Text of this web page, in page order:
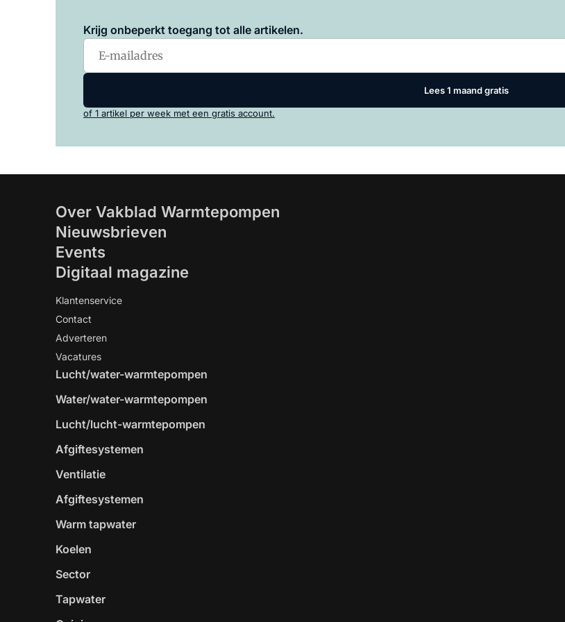
Krijg onbeperkt toegang tot alle artikelen.
Lees 1 maand gratis
of 1 artikel per week met een gratis account.
Over Vakblad Warmtepompen
Nieuwsbrieven
Events
Digitaal magazine
Klantenservice
Contact
Adverteren
Vacatures
Lucht/water-warmtepompen
Water/water-warmtepompen
Lucht/lucht-warmtepompen
Afgiftesystemen
Ventilatie
Afgiftesystemen
Warm tapwater
Koelen
Sector
Tapwater